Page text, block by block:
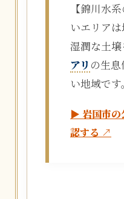
【錦川水
いエリアは
湿潤な土
アリ の生
い地域です。
▶ 岩国市の
認する ↗